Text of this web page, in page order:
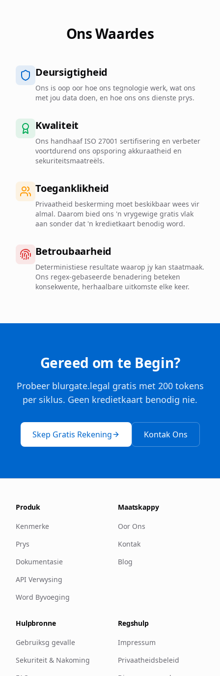
Ons Waardes
Deursigtigheid
Ons is oop oor hoe ons tegnologie werk, wat ons
met jou data doen, en hoe ons ons dienste prys.
Kwaliteit
Ons handhaaf ISO 27001 sertifisering en verbeter
voortdurend ons opsporing akkuraatheid en
sekuriteitsmaatreëls.
Toeganklikheid
Privaatheid beskerming moet beskikbaar wees vir
almal. Daarom bied ons 'n vrygewige gratis vlak
aan sonder dat 'n kredietkaart benodig word.
Betroubaarheid
Deterministiese resultate waarop jy kan staatmaak.
Ons regex-gebaseerde benadering beteken
konsekwente, herhaalbare uitkomste elke keer.
Gereed om te Begin?
Probeer blurgate.legal gratis met 200 tokens
per siklus. Geen kredietkaart benodig nie.
Skep Gratis Rekening Kontak Ons
Produk
Kenmerke
Prys
Dokumentasie
API Verwysing
Word Byvoeging
Maatskappy
Oor Ons
Kontak
Blog
Hulpbronne
Gebruiksg gevalle
Sekuriteit & Nakoming
Regshulp
Impressum
Privaatheidsbeleid